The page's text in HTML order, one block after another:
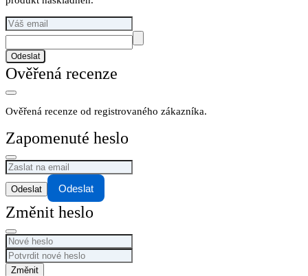
Odeslat
Ověřená recenze
Ověřená recenze od registrovaného zákazníka.
Zapomenuté heslo
Odeslat
Změnit heslo